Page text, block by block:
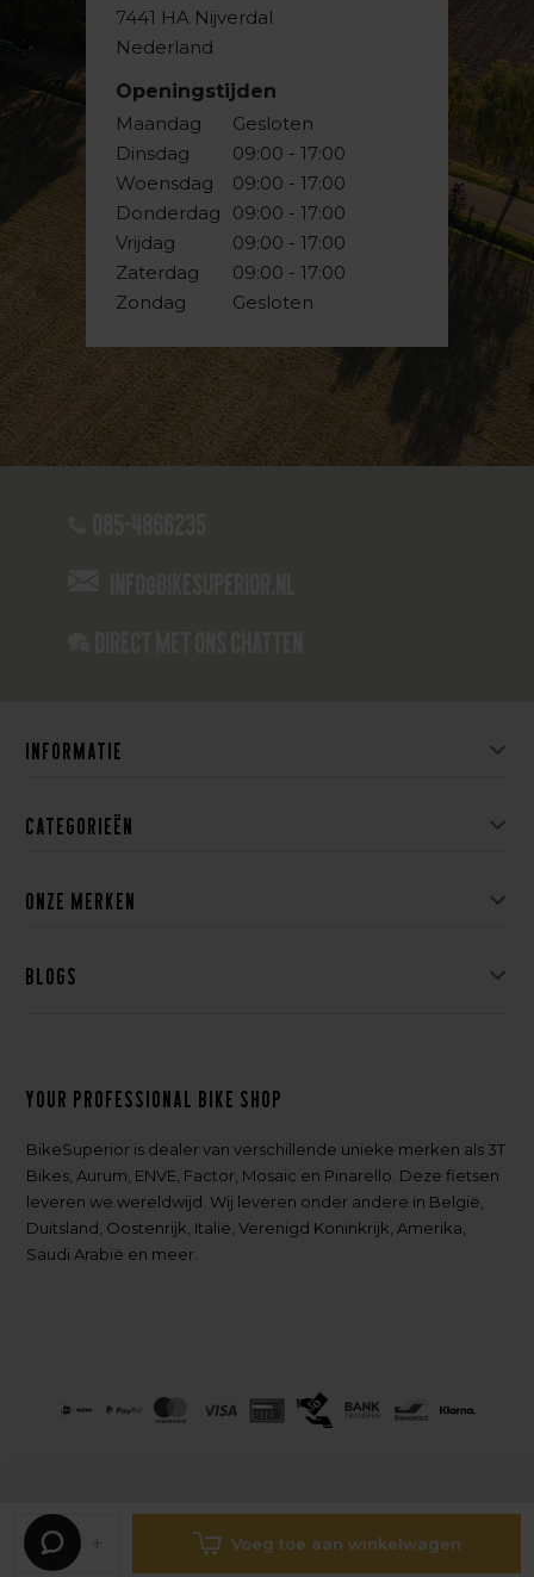
Voeg toe aan winkelwagen
7441 HA Nijverdal
Nederland
Openingstijden
Maandag
Dinsdag
Woensdag
Donderdag
Vrijdag
Zaterdag
Zondag
Gesloten
09:00 - 17:00
09:00 - 17:00
09:00 - 17:00
09:00 - 17:00
09:00 - 17:00
Gesloten
Informatie
Categorieën
Onze merken
Blogs
Your professional bike shop
BikeSuperior is dealer van verschillende unieke merken als 3T
Bikes, Aurum, ENVE, Factor, Mosaic en Pinarello. Deze fietsen
leveren we wereldwijd. Wij leveren onder andere in België,
Duitsland, Oostenrijk, Italië, Verenigd Koninkrijk, Amerika,
Saudi Arabië en meer.